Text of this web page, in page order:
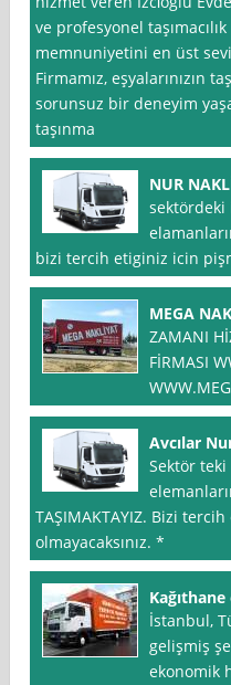
ve profesyonel
memnuniyetini en üst
Firmamız, eşyalarınızın
sorunsuz bir deneyim
taşınma
NUR
bizi tercih etiginiz icin
MEGA
ZAMANI
FİRMASI
Avcılar
Sektör
TAŞIMAKTAYIZ. Bizi
olmayacaksınız. *
Kağıthane
İstanbul,
gelişmiş
ekonomik